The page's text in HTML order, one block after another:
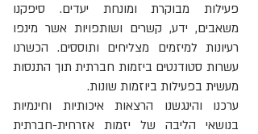
פעילות מבוקרת ומונחת יעדים. סיפקנו
משאבים, ידע, קשרים ושותפויות אשר מינפו
רעיונות למיזמים מצליחים ותוססים. הכשרנו
עשרות סטודנטים ביזמות חברתית תוך התנסות
מעשית בפעילות ביוזמות שונות.
ערכנו והינגשנו הרצאות איכותיות וחינמיות
בנושאי הליבה של יזמות אזרחית-חברתית